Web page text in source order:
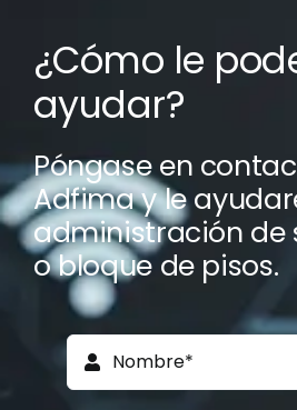
¿Cómo le
ayudar?
Póngase en
Adfima y le
administración de
o bloque de pisos.